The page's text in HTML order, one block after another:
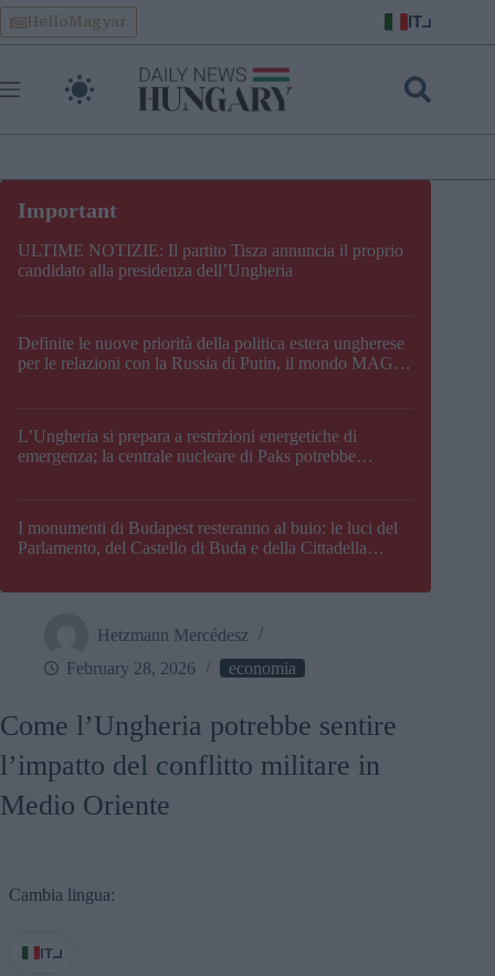
Skip
to
content
HelloMagyar IT
ULTIME NOTIZIE: Il partito Tisza annuncia il proprio
candidato alla presidenza dell’Ungheria
Definite le nuove priorità della politica estera ungherese
per le relazioni con la Russia di Putin, il mondo MAGA,
L’Ungheria si prepara a restrizioni energetiche di
emergenza; la centrale nucleare di Paks potrebbe
I monumenti di Budapest resteranno al buio: le luci del
Parlamento, del Castello di Buda e della Cittadella
Hetzmann Mercédesz
February 28, 2026
economia
Come l’Ungheria potrebbe sentire
l’impatto del conflitto militare in
Medio Oriente
Cambia lingua:
IT